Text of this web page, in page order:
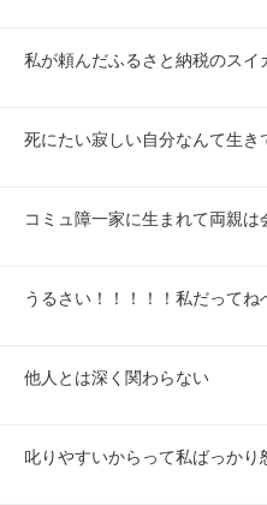
私が頼んだふるさと納税のス
死にたい寂しい自分なんて生
コミュ障一家に生まれて両親
うるさい！！！！！私だって
他人とは深く関わらない
叱りやすいからって私ばっかり